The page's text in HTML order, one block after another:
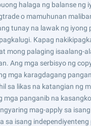
halaga ng balanse ng
o mamuhunan
tunay na lawak ng iyong
Kapag
mong palaging isaalang-
Ang mga serbisyo ng
mga karagdagang
sa likas na katangian ng
mga panganib na
mag-apply sa
sa isang independiyenteng